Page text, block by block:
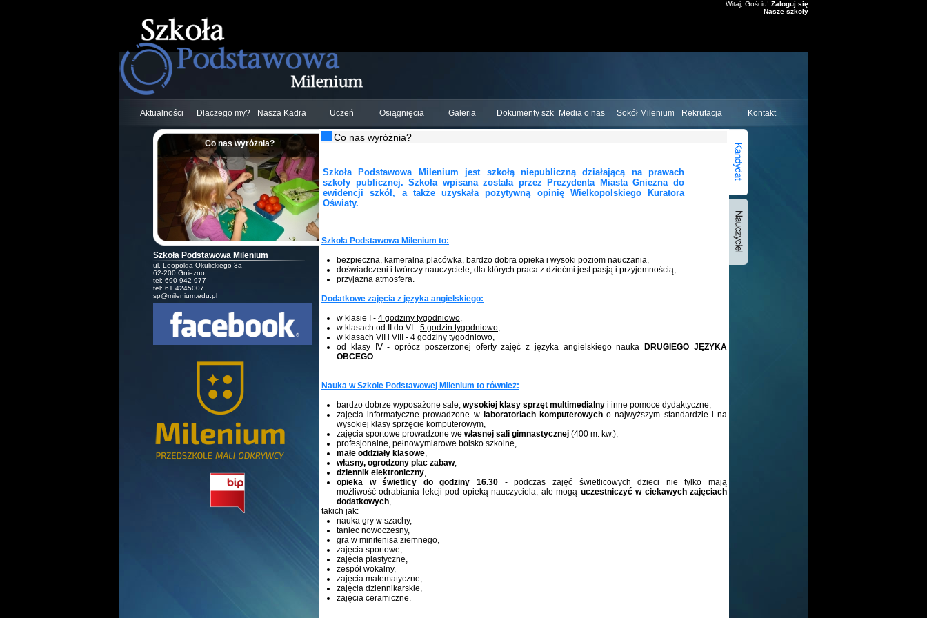
Witaj, Gościu! Zaloguj się
Nasze szkoły
Aktualności Dlaczego my? Nasza Kadra Uczeń Osiągnięcia Galeria Dokumenty szkolneMedia o nas Sokół Milenium Rekrutacja Kontakt
Co nas wyróżnia?
Szkoła Podstawowa Milenium
ul. Leopolda Okulickiego 3a
62-200 Gniezno
tel: 690-942-977
tel: 61 4245007
sp@milenium.edu.pl
Co nas wyróżnia?
Szkoła Podstawowa Milenium jest szkołą niepubliczną działającą na prawach
szkoły publicznej. Szkoła wpisana została przez Prezydenta Miasta Gniezna do
ewidencji szkół, a także uzyskała pozytywną opinię Wielkopolskiego Kuratora
Oświaty.
Szkoła Podstawowa Milenium to:
bezpieczna, kameralna placówka, bardzo dobra opieka i wysoki poziom nauczania,
doświadczeni i twórczy nauczyciele, dla których praca z dziećmi jest pasją i przyjemnością,
przyjazna atmosfera.
Dodatkowe zajęcia z języka angielskiego:
w klasie I - 4 godziny tygodniowo,
w klasach od II do VI - 5 godzin tygodniowo,
w klasach VII i VIII - 4 godziny tygodniowo,
od klasy IV - oprócz poszerzonej oferty zajęć z języka angielskiego nauka
DRUGIEGO JĘZYKA
OBCEGO.
Nauka w Szkole Podstawowej Milenium to również:
bardzo dobrze wyposażone sale, wysokiej klasy sprzęt multimedialny i inne pomoce dydaktyczne,
zajęcia informatyczne prowadzone w laboratoriach komputerowych o najwyższym standardzie i na
wysokiej klasy sprzęcie komputerowym,
zajęcia sportowe prowadzone we własnej sali gimnastycznej (400 m. kw.),
profesjonalne, pełnowymiarowe boisko szkolne,
małe oddziały klasowe,
własny, ogrodzony plac zabaw,
dziennik elektroniczny,
opieka w świetlicy do godziny 16.30 - podczas zajęć świetlicowych dzieci nie tylko mają
możliwośćodrabiania lekcji pod opieką nauczyciela, ale mogą uczestniczyć w ciekawych zajęciach
dodatkowych,
takich jak:
nauka gry w szachy,
taniec nowoczesny,
gra w minitenisa ziemnego,
zajęcia sportowe,
zajęcia plastyczne,
zespół wokalny,
zajęcia matematyczne,
zajęcia dziennikarskie,
zajęcia ceramiczne.